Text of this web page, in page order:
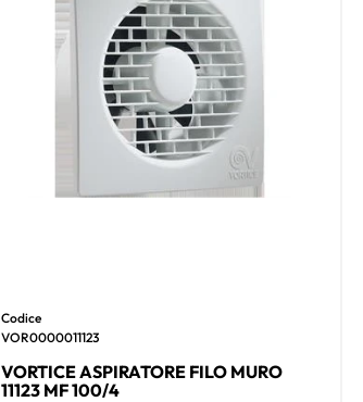
Codice
VOR0000011123
VORTICE ASPIRATORE FILO MURO
11123 MF 100/4